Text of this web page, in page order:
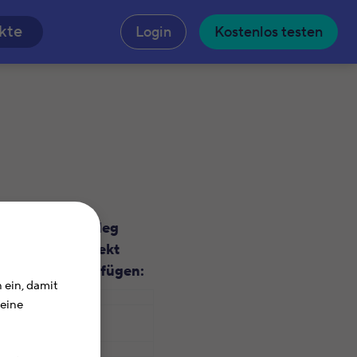
ein, damit
Login Kostenlos testen
Beleg
direkt
beifügen: